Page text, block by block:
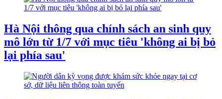
Hà Nội thông qua chính sách an sinh quy
mô lớn từ 1/7 với mục tiêu 'không ai bị bỏ
lại phía sau'